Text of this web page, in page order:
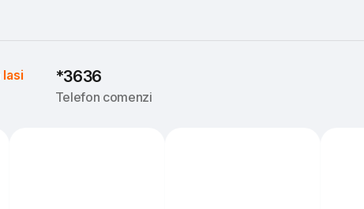
Iasi *3636
Telefon comenzi